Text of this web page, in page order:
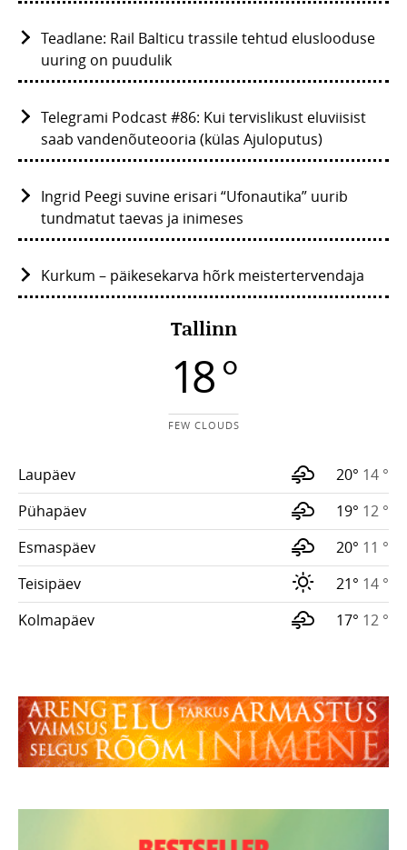
Teadlane: Rail Balticu trassile tehtud eluslooduse
uuring on puudulik
Telegrami Podcast #86: Kui tervislikust eluviisist
saab vandenõuteooria (külas Ajuloputus)
Ingrid Peegi suvine erisari “Ufonautika” uurib
tundmatut taevas ja inimeses
Kurkum – päikesekarva hõrk meistertervendaja
Tallinn
18 °
FEW CLOUDS
Laupäev 20° 14 °
Pühapäev
19° 12 °
Esmaspäev
20° 11 °
Teisipäev
21° 14 °
Kolmapäev
17° 12 °